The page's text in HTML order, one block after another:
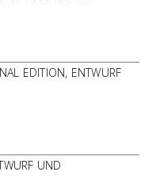
EDITION, ENTWURF
UND